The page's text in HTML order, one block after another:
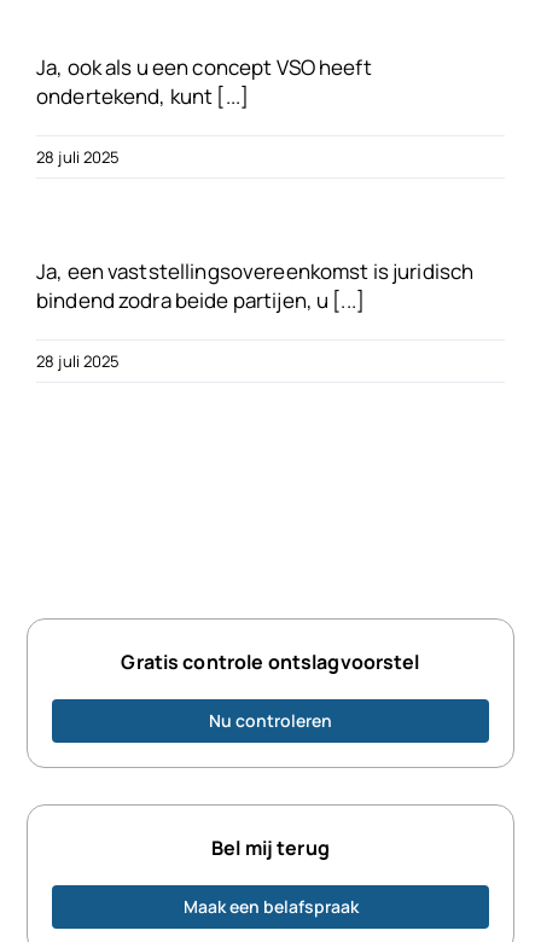
Ja, ook als u een concept VSO heeft
ondertekend, kunt [...]
28 juli 2025
Ja, een vaststellingsovereenkomst is juridisch
bindend zodra beide partijen, u [...]
28 juli 2025
Gratis controle ontslagvoorstel
Nu controleren
Bel mij terug
Maak een belafspraak